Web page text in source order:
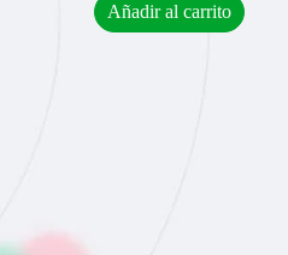
Añadir al carrito